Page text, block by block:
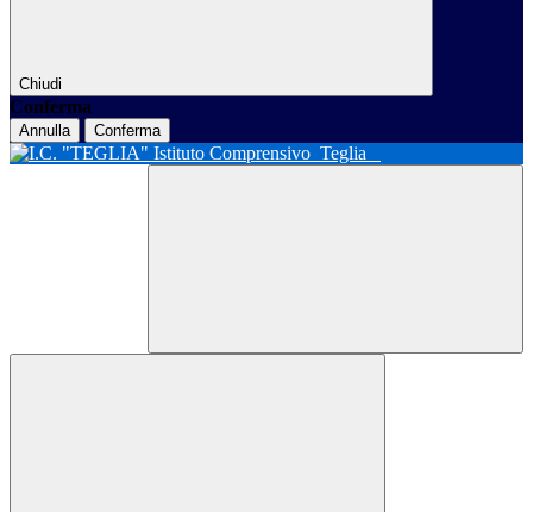
Chiudi
Conferma
Annulla Conferma
Istituto Comprensivo Teglia